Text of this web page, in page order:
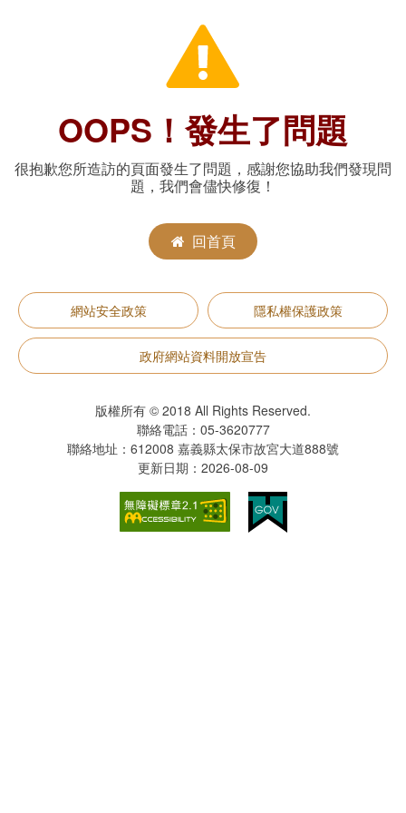
OOPS！發生了問題
很抱歉您所造訪的頁面發生了問題，感謝您協助我們發現問
題，我們會儘快修復！
回首頁
網站安全政策 隱私權保護政策
政府網站資料開放宣告
版權所有 © 2018 All Rights Reserved.
聯絡電話：05-3620777
聯絡地址：612008 嘉義縣太保市故宮大道888號
更新日期：2026-08-09